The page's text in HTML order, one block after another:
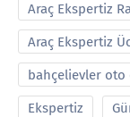
Araç Ekspertiz
Araç Ekspertiz
bahçelievler oto
Ekspertiz